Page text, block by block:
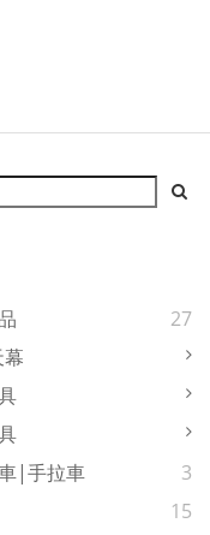
27
|手拉車
3
15